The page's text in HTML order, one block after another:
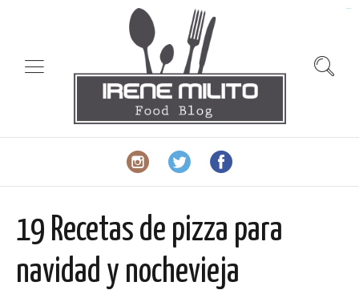
19 Recetas de pizza para
navidad y nochevieja